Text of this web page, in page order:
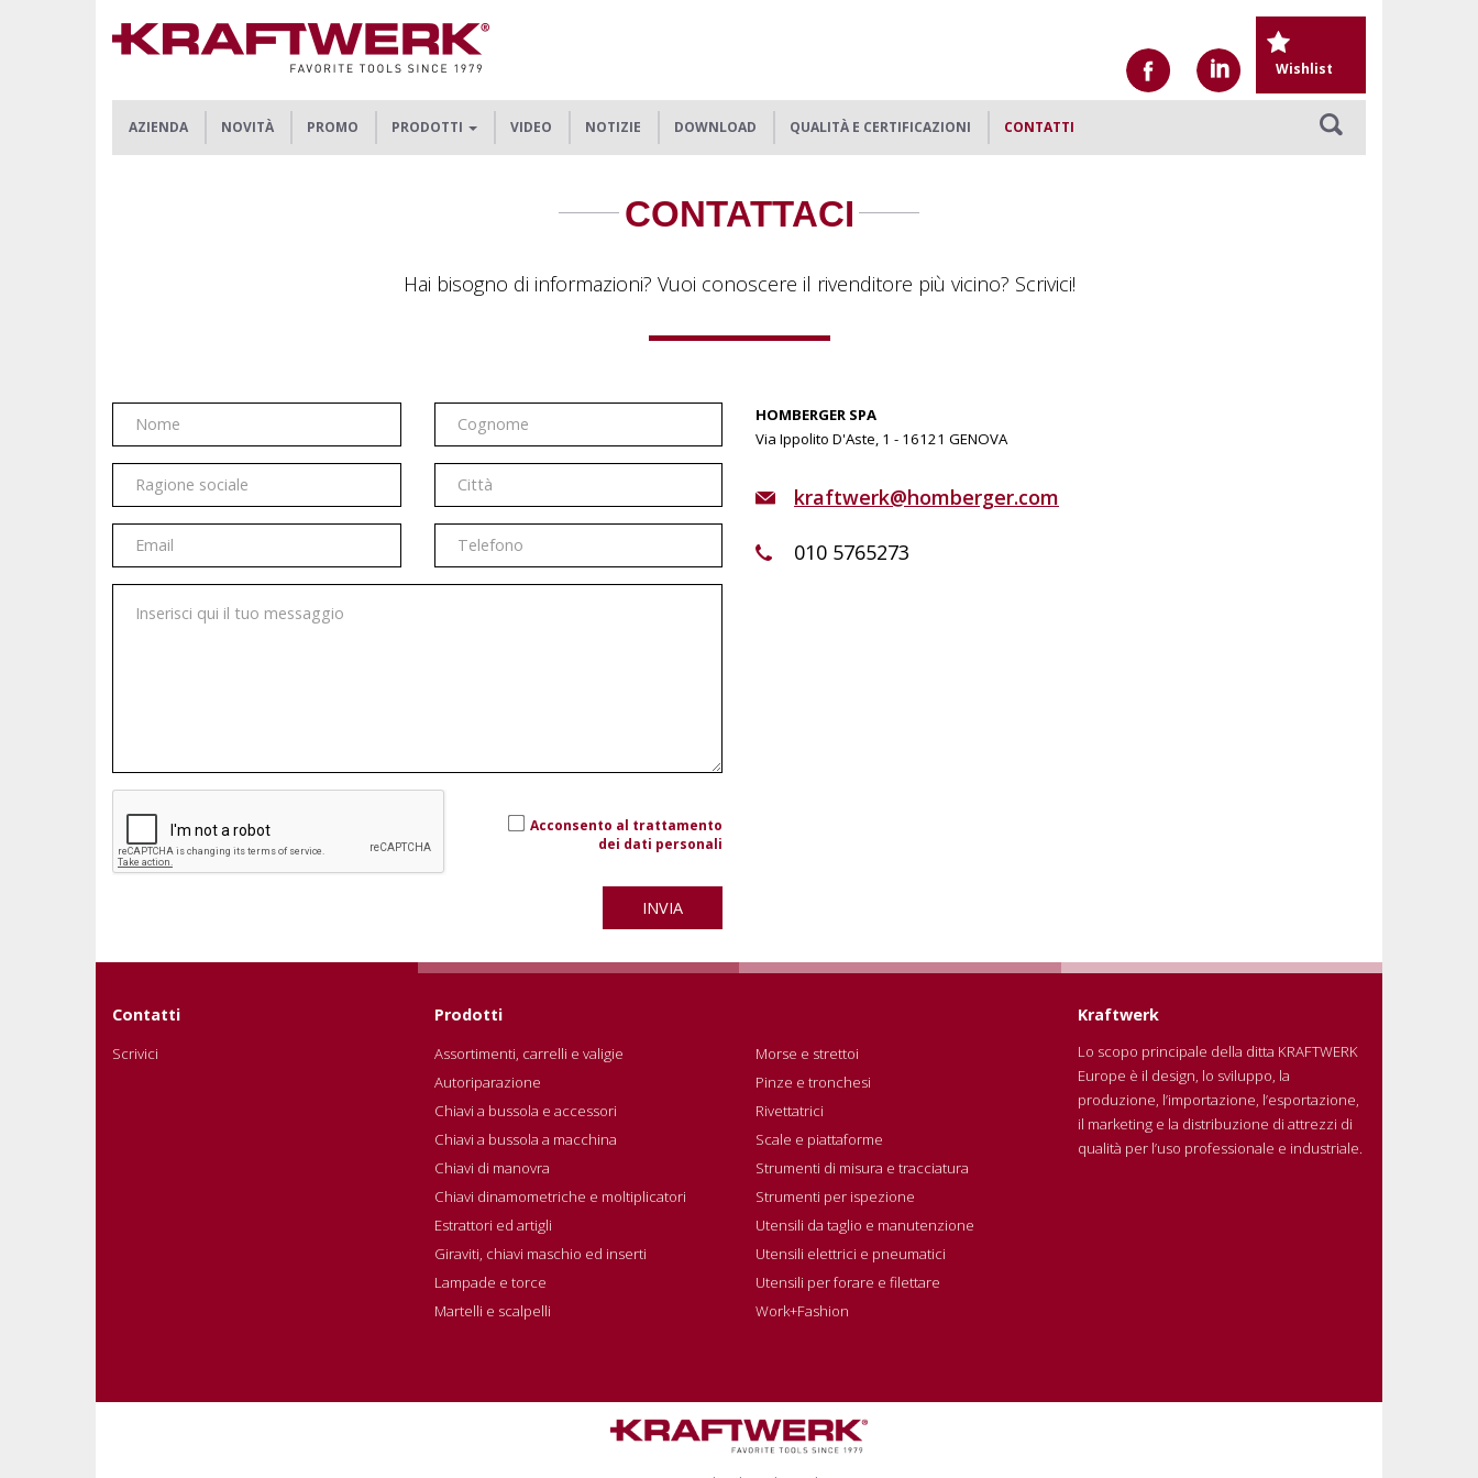
AZIENDA NOVITÀ PROMO PRODOTTI VIDEO NOTIZIE DOWNLOAD QUALITÀ E CERTIFICAZIONI CONTATTI
Wishlist
CONTATTACI
Hai bisogno di informazioni? Vuoi conoscere il rivenditore più vicino? Scrivici!
Acconsento al trattamento
dei dati personali
INVIA
HOMBERGER SPA
Via Ippolito D'Aste, 1 - 16121 GENOVA
kraftwerk@homberger.com
010 5765273
Contatti
Scrivici
Prodotti
Assortimenti, carrelli e valigie
Autoriparazione
Chiavi a bussola e accessori
Chiavi a bussola a macchina
Chiavi di manovra
Chiavi dinamometriche e moltiplicatori
Estrattori ed artigli
Giraviti, chiavi maschio ed inserti
Lampade e torce
Martelli e scalpelli
Morse e strettoi
Pinze e tronchesi
Rivettatrici
Scale e piattaforme
Strumenti di misura e tracciatura
Strumenti per ispezione
Utensili da taglio e manutenzione
Utensili elettrici e pneumatici
Utensili per forare e filettare
Work+Fashion
Kraftwerk
Lo scopo principale della ditta KRAFTWERK
Europe è il design, lo sviluppo, la
produzione, l’importazione, l’esportazione,
il marketing e la distribuzione di attrezzi di
qualità per l’uso professionale e industriale.